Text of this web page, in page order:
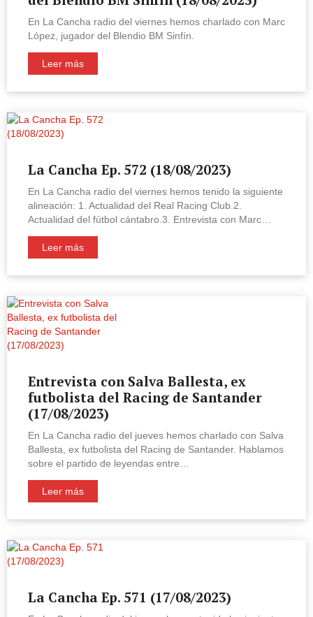
En La Cancha radio del viernes hemos charlado con Marc
López, jugador del Blendio BM Sinfín.
Leer más
La Cancha Ep. 572 (18/08/2023)
En La Cancha radio del viernes hemos tenido la siguiente
alineación: 1. Actualidad del Real Racing Club.2.
Actualidad del fútbol cántabro.3. Entrevista con Marc…
Leer más
Entrevista con Salva Ballesta, ex
futbolista del Racing de Santander
(17/08/2023)
En La Cancha radio del jueves hemos charlado con Salva
Ballesta, ex futbolista del Racing de Santander. Hablamos
sobre el partido de leyendas entre…
Leer más
La Cancha Ep. 571 (17/08/2023)